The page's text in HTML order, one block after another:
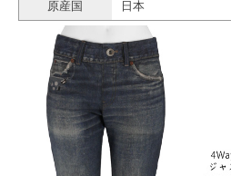
原産国 日本